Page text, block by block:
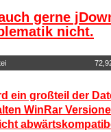
gerne
nicht.
ein großteil der
WinRar